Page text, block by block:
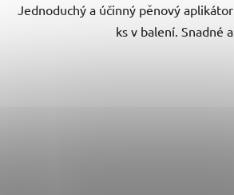
Jednoduchý a účinný pěnový
ks v balení. Snadné a...